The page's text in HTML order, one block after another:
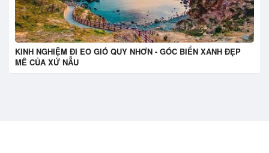
KINH NGHIỆM ĐI EO GIÓ QUY NHƠN - GÓC BIỂN XANH ĐẸP
MÊ CỦA XỨ NẪU